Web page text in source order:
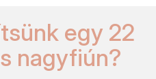
egy 22
nagyfiún?